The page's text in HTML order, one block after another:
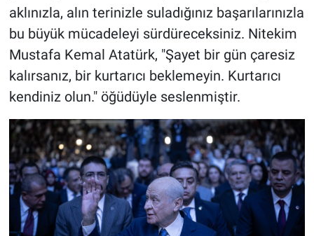
aklınızla, alın terinizle suladığınız başarılarınızla
bu büyük mücadeleyi sürdüreceksiniz. Nitekim
Mustafa Kemal Atatürk, "Şayet bir gün çaresiz
kalırsanız, bir kurtarıcı beklemeyin. Kurtarıcı
kendiniz olun." öğüdüyle seslenmiştir.